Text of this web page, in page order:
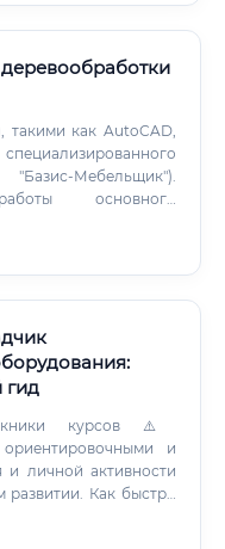
леса или
деревообработки
такими как AutoCAD,
Мебельщик").
основного
гид
курсов ⚠️
и
и личной активности
развитии. Как быстро